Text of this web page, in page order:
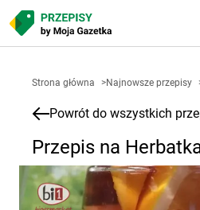
Strona główna >Najnowsze przepisy
Powrót do wszystkich
Przepis na